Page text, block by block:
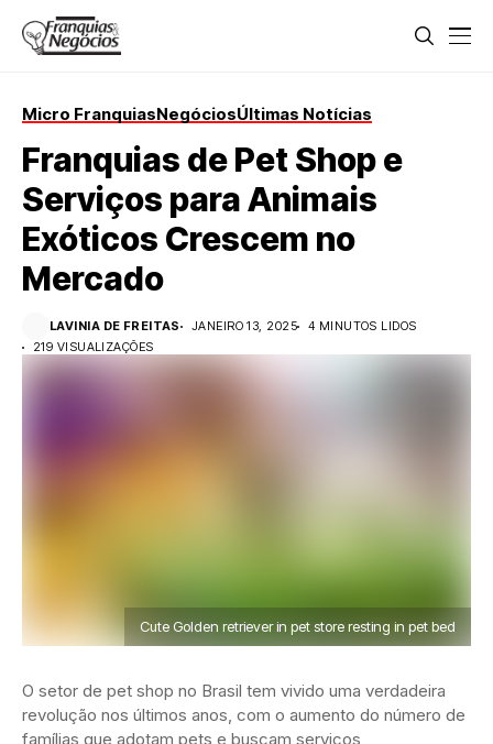
Micro FranquiasNegóciosÚltimas Notícias
Franquias de Pet Shop e
Serviços para Animais
Exóticos Crescem no
Mercado
LAVINIA DE FREITAS JANEIRO 13, 2025
4 MINUTOS LIDOS
219 VISUALIZAÇÕES
Cute Golden retriever in pet store resting in pet bed
O setor de pet shop no Brasil tem vivido uma verdadeira
revolução nos últimos anos, com o aumento do número de
famílias que adotam pets e buscam serviços